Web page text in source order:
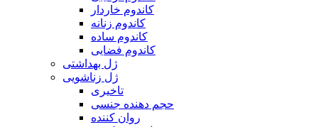
کاندوم خاردار
کاندوم زنانه
کاندوم ساده
کاندوم فضایی
ژل بهداشتی
ژل زناشویی
تاخیری
حجم دهنده جنسی
روان کننده